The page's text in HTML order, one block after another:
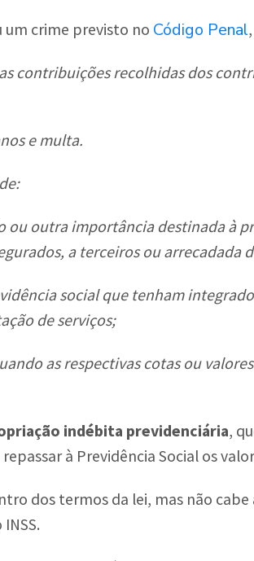
um crime previsto no Código Penal
contribuições recolhidas dos
e multa.
ou outra importância destinada à
a terceiros ou arrecadada
social que tenham
de serviços;
as respectivas cotas ou
indébita previdenciária,
à Previdência Social os
dos termos da lei, mas não